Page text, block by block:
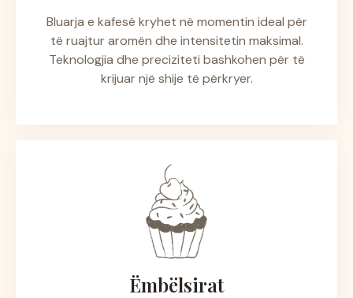
Bluarja e kafesë kryhet në momentin ideal për
të ruajtur aromën dhe intensitetin maksimal.
Teknologjia dhe preciziteti bashkohen për të
krijuar një shije të përkryer.
Ëmbëlsirat